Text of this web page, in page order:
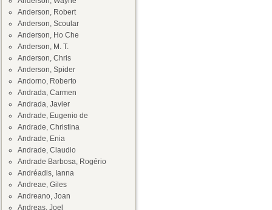
Anderson, Robert
Anderson, Scoular
Anderson, Ho Che
Anderson, M. T.
Anderson, Chris
Anderson, Spider
Andorno, Roberto
Andrada, Carmen
Andrada, Javier
Andrade, Eugenio de
Andrade, Christina
Andrade, Enia
Andrade, Claudio
Andrade Barbosa, Rogério
Andréadis, Ianna
Andreae, Giles
Andreano, Joan
Andreas, Joel